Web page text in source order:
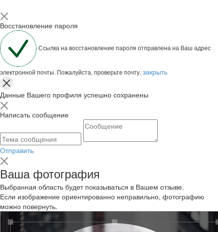
Восстановление пароля
Ссылка на восстановление пароля отправлена на Ваш адрес
электронной почты. Пожалуйста, проверьте почту. закрыть
Данные Вашего профиля успешно сохранены
Написать сообщение
Отправить
Ваша фотография
Выбранная область будет показываться в Вашем отзыве.
Если изображение ориентированно неправильно, фотографию
можно повернуть.